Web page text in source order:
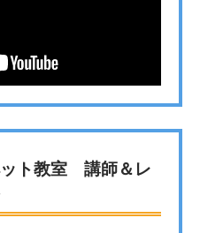
ト教室 講師＆レ